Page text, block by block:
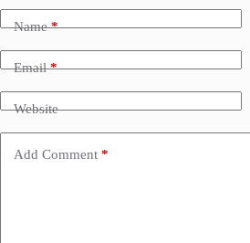
Name*
Email*
Website
Add Comment *